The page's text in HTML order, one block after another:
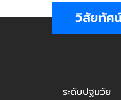
วิสัยทัศ
ระดับปฐมวัย